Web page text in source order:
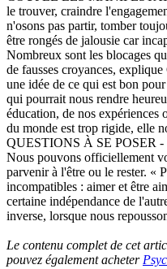
le trouver, craindre
n'osons pas partir, tomber
être rongés de jalousie car
Nombreux sont les blocages
de fausses croyances,
une idée de ce qui est bon
qui pourrait nous rendre
éducation, de nos expériences
du monde est trop rigide, elle
QUESTIONS À SE POSER -
Nous pouvons officiellement
parvenir à l'être ou le rester. «
incompatibles : aimer et être
certaine indépendance de
inverse, lorsque nous
Le contenu complet de cet
pouvez également acheter